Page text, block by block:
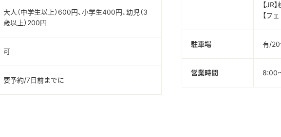
大人（中学生以上）600円、小学生400円、幼児（3
歳以上）200円
可
要予約/7日前までに
【JR
【フ
駐車場 有/
営業時間 8:00